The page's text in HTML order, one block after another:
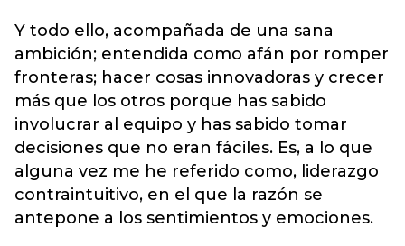
Y todo ello, acompañada de una sana
ambición; entendida como afán por romper
fronteras; hacer cosas innovadoras y crecer
más que los otros porque has sabido
involucrar al equipo y has sabido tomar
decisiones que no eran fáciles. Es, a lo que
alguna vez me he referido como, liderazgo
contraintuitivo, en el que la razón se
antepone a los sentimientos y emociones.